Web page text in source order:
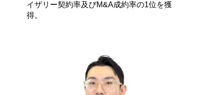
イザリー契約率及びM&A成約率の1位を獲
得。